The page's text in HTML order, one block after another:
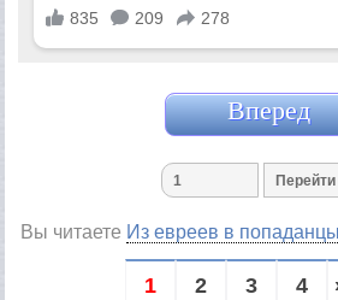
Вперед
Вы читаете Из евреев в
1 2 3 4